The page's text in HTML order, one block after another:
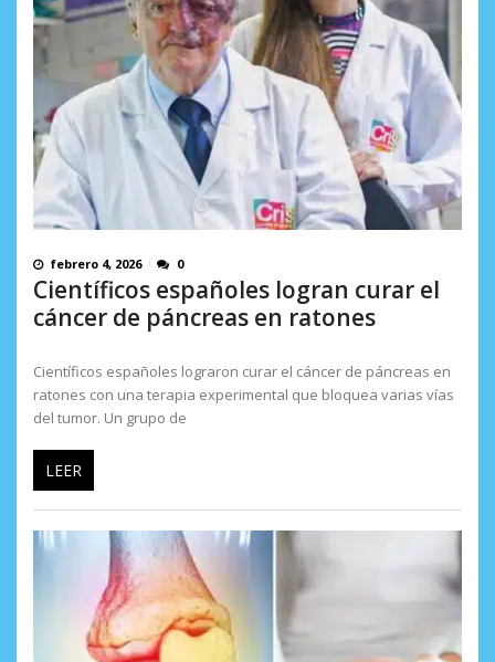
febrero 4, 2026 0
Científicos españoles logran curar el
cáncer de páncreas en ratones
Científicos españoles lograron curar el cáncer de páncreas en
ratones con una terapia experimental que bloquea varias vías
del tumor. Un grupo de
LEER